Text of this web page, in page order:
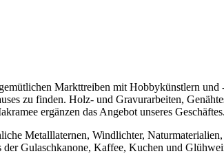
Markttreiben mit Hobbykünstlern und
zu finden. Holz- und Gravurarbeiten,
ergänzen das Angebot unseres Geschäftes.
Metalllaternen, Windlichter,
Gulaschkanone, Kaffee, Kuchen und